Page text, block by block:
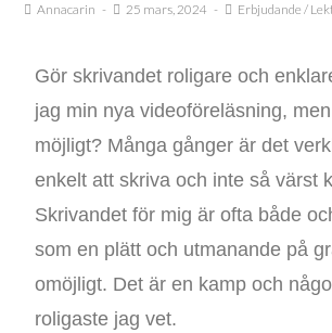
Annacarin 25 mars, 2024 Erbjudande /
Gör skrivandet roligare och
jag min nya videoföreläsning,
möjligt? Många gånger är det
enkelt att skriva och inte så värst
Skrivandet för mig är ofta både
som en plätt och utmanande på
omöjligt. Det är en kamp och
roligaste jag vet.